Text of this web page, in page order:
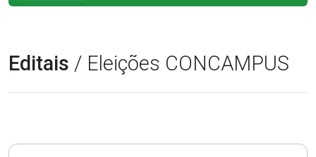
Editais / Eleições CONCAMPUS